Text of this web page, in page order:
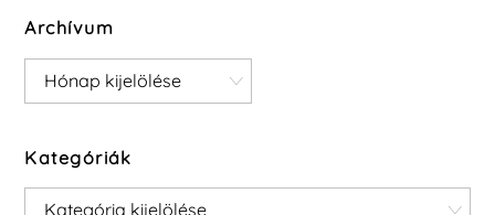
Archívum
Archívum
Kategóriák
Kategóriák